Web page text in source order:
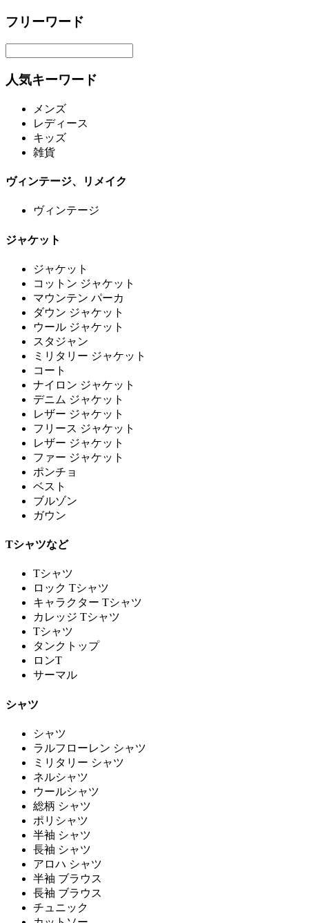
フリーワード
人気キーワード
メンズ
レディース
キッズ
雑貨
ヴィンテージ、リメイク
ヴィンテージ
ジャケット
ジャケット
コットン ジャケット
マウンテン パーカ
ダウン ジャケット
ウール ジャケット
スタジャン
ミリタリー ジャケット
コート
ナイロン ジャケット
デニム ジャケット
レザー ジャケット
フリース ジャケット
レザー ジャケット
ファー ジャケット
ポンチョ
ベスト
ブルゾン
ガウン
Tシャツなど
Tシャツ
ロック Tシャツ
キャラクター Tシャツ
カレッジ Tシャツ
Tシャツ
タンクトップ
ロンT
サーマル
シャツ
シャツ
ラルフローレン シャツ
ミリタリー シャツ
ネルシャツ
ウールシャツ
総柄 シャツ
ポリシャツ
半袖 シャツ
長袖 シャツ
アロハ シャツ
半袖 ブラウス
長袖 ブラウス
チュニック